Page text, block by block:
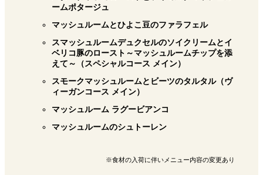
ームポタージュ
マッシュルームとひよこ豆のファラフェル
スマッシュルームデュクセルのソイクリームとイ
ベリコ豚のロースト～マッシュルームチップを添
えて～（スペシャルコース メイン）
スモークマッシュルームとビーツのタルタル（ヴ
ィーガンコース メイン）
マッシュルーム ラグービアンコ
マッシュルームのシュトーレン
※食材の入荷に伴いメニュー内容の変更あり